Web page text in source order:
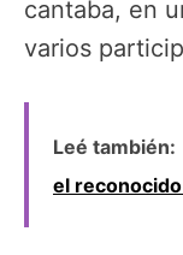
cantaba, en
varios
Leé también:
el